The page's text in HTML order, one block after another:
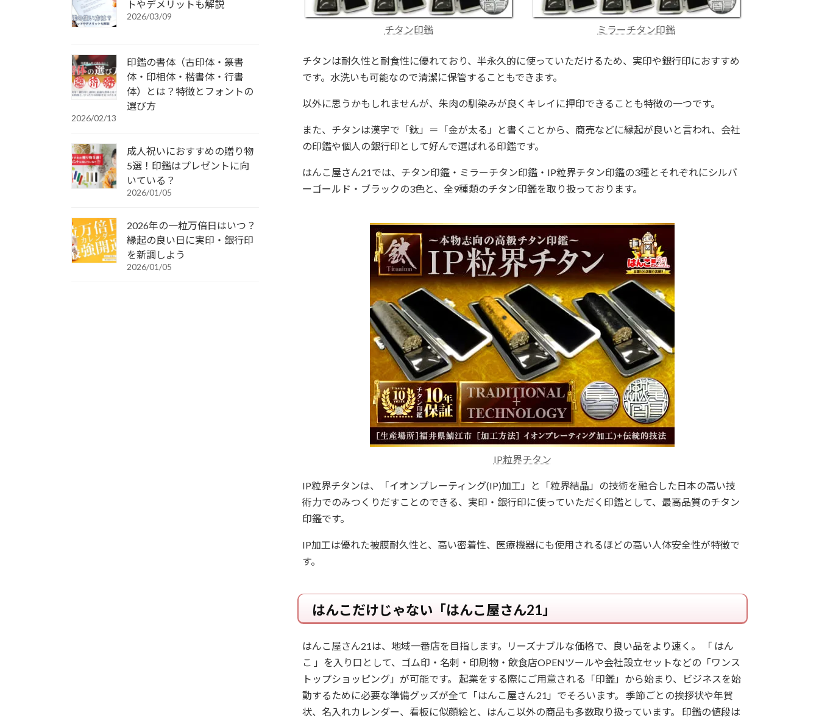
チタン印鑑 ミラーチタン印鑑
チタンは耐久性と耐食性に優れており、半永久的に使っていただけるため、実印や銀行印におすすめ
です。水洗いも可能なので清潔に保管することもできます。
以外に思うかもしれませんが、朱肉の馴染みが良くキレイに押印できることも特徴の一つです。
また、チタンは漢字で「鈦」＝「金が太る」と書くことから、商売などに縁起が良いと言われ、会社
の印鑑や個人の銀行印として好んで選ばれる印鑑です。
はんこ屋さん21では、チタン印鑑・ミラーチタン印鑑・IP粒界チタン印鑑の3種とそれぞれにシルバ
ーゴールド・ブラックの3色と、全9種類のチタン印鑑を取り扱っております。
IP粒界チタン
IP粒界チタンは、「イオンプレーティング(IP)加工」と「粒界結晶」の技術を融合した日本の高い技
術力でのみつくりだすことのできる、実印・銀行印に使っていただく印鑑として、最高品質のチタン
印鑑です。
IP加工は優れた被膜耐久性と、高い密着性、医療機器にも使用されるほどの高い人体安全性が特徴で
す。
はんこだけじゃない「はんこ屋さん21」
はんこ屋さん21は、地域一番店を目指します。リーズナブルな価格で、良い品をより速く。 「 はん
こ 」を入り口として、ゴム印・名刺・印刷物・飲食店OPENツールや会社設立セットなどの「ワンス
トップショッピング」が可能です。 起業をする際にご用意される「印鑑」から始まり、ビジネスを始
動するために必要な準備グッズが全て「はんこ屋さん21」でそろいます。 季節ごとの挨拶状や年賀
状、名入れカレンダー、看板に似顔絵と、はんこ以外の商品も多数取り扱っています。 印鑑の値段は
トやデメリットも解説
2026/03/09
印鑑の書体（古印体・篆書
体・印相体・楷書体・行書
体）とは？特徴とフォントの
選び方
2026/02/13
成人祝いにおすすめの贈り物
5選！印鑑はプレゼントに向
いている？
2026/01/05
2026年の一粒万倍日はいつ？
縁起の良い日に実印・銀行印
を新調しよう
2026/01/05